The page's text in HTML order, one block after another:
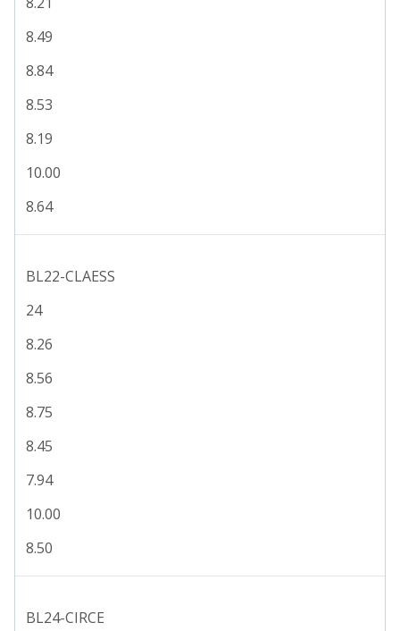
8.49
8.84
8.53
8.19
10.00
8.64
BL22-CLAESS
24
8.26
8.56
8.75
8.45
7.94
10.00
8.50
BL24-CIRCE